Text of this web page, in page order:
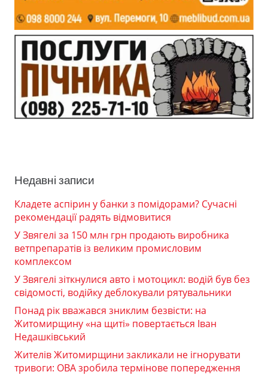
Недавні записи
Кладете аспірин у банки з помідорами? Сучасні
рекомендації радять відмовитися
У Звягелі за 150 млн грн продають виробника
ветпрепаратів із великим промисловим
комплексом
У Звягелі зіткнулися авто і мотоцикл: водій був без
свідомості, водійку деблокували рятувальники
Понад рік вважався зниклим безвісти: на
Житомирщину «на щиті» повертається Іван
Недашківський
Жителів Житомирщини закликали не ігнорувати
тривоги: ОВА зробила термінове попередження